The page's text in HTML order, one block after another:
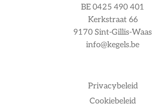
Privacybeleid
Cookiebeleid
BE 0425 490 401
Kerkstraat 66
9170 Sint-Gillis-Waas
info@kegels.be